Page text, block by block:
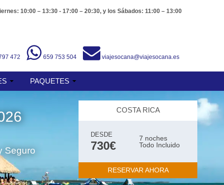
10:00 – 13:30 - 17:00 – 20:30, y los Sábados: 11:00 – 13:00
472 659 753 504 viajesocana@viajesocana.es
PAQUETES
COSTA RICA
DESDE
730€
7 noches
Todo Incluido
RESERVAR AHORA
Seguro